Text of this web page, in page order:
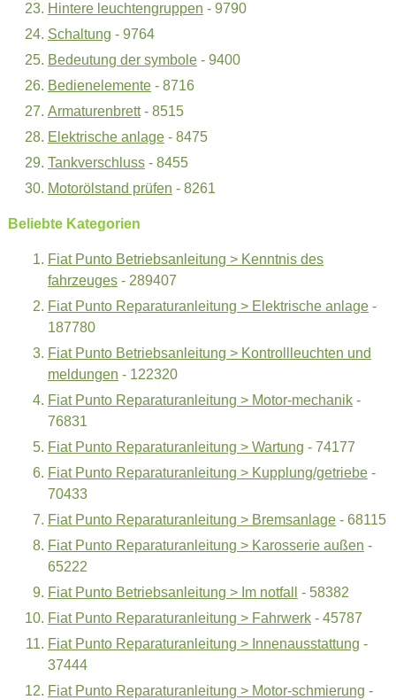
Hintere leuchtengruppen - 9790
Schaltung - 9764
Bedeutung der symbole- 9400
Bedienelemente- 8716
Armaturenbrett- 8515
Elektrische anlage- 8475
Tankverschluss- 8455
Motorölstand prüfen - 8261
Beliebte Kategorien
Fiat Punto Betriebsanleitung > Kenntnis des
fahrzeuges- 289407
Fiat Punto Reparaturanleitung > Elektrische anlage-
187780
Fiat Punto Betriebsanleitung > Kontrollleuchten und
meldungen - 122320
Fiat Punto Reparaturanleitung > Motor-mechanik-
76831
Fiat Punto Reparaturanleitung > Wartung - 74177
Fiat Punto Reparaturanleitung > Kupplung/getriebe-
70433
Fiat Punto Reparaturanleitung > Bremsanlage- 68115
Fiat Punto Reparaturanleitung > Karosserie außen -
65222
Fiat Punto Betriebsanleitung > Im notfall
- 58382
Fiat Punto Reparaturanleitung > Fahrwerk- 45787
Fiat Punto Reparaturanleitung > Innenausstattung -
37444
Fiat Punto Reparaturanleitung > Motor-schmierung -